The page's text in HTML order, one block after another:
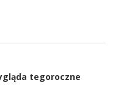
tegoroczne